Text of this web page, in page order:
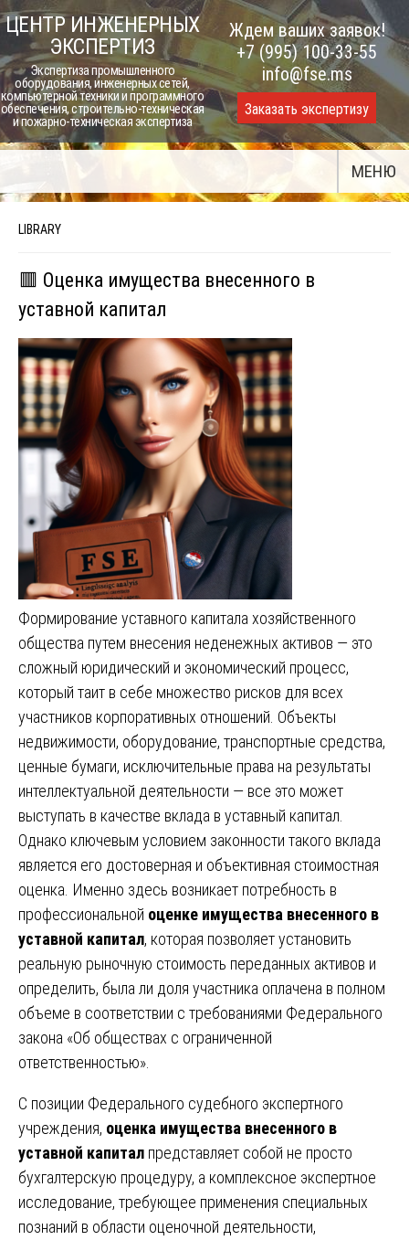
Skip
to
content
ЦЕНТР ИНЖЕНЕРНЫХ
ЭКСПЕРТИЗ
Экспертиза промышленного
оборудования, инженерных сетей,
компьютерной техники и программного
обеспечения, строительно-техническая
и пожарно-техническая экспертиза
Ждем ваших заявок!
+7 (995) 100-33-55
info@fse.ms
Заказать экспертизу
МЕНЮ
LIBRARY
🟥 Оценка имущества внесенного в
уставной капитал
Формирование уставного капитала хозяйственного
общества путем внесения неденежных активов — это
сложный юридический и экономический процесс,
который таит в себе множество рисков для всех
участников корпоративных отношений. Объекты
недвижимости, оборудование, транспортные средства,
ценные бумаги, исключительные права на результаты
интеллектуальной деятельности — все это может
выступать в качестве вклада в уставный капитал.
Однако ключевым условием законности такого вклада
является его достоверная и объективная стоимостная
оценка. Именно здесь возникает потребность в
профессиональной оценке имущества внесенного в
уставной капитал, которая позволяет установить
реальную рыночную стоимость переданных активов и
определить, была ли доля участника оплачена в полном
объеме в соответствии с требованиями Федерального
закона «Об обществах с ограниченной
ответственностью».
С позиции Федерального судебного экспертного
учреждения, оценка имущества внесенного в
уставной капитал представляет собой не просто
бухгалтерскую процедуру, а комплексное экспертное
исследование, требующее применения специальных
познаний в области оценочной деятельности,